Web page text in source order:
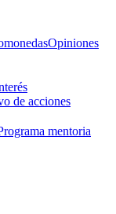
Opiniones
de acciones
mentoria